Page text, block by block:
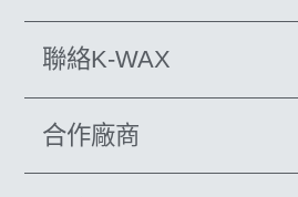
聯絡K-WAX
合作廠商